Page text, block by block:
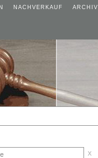
NACHVERKAUF ARCHIV
x